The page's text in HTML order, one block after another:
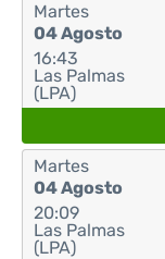
Martes
04 Agosto
16:43
Las Palmas
(LPA)
Martes
04 Agosto
20:09
Las Palmas
(LPA)